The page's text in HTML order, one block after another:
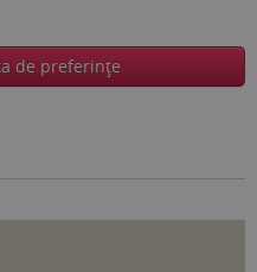
de preferinţe